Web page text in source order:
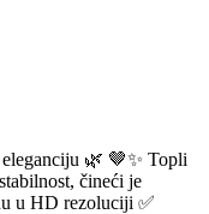
🌿 🤎✨ Topli
čineći je
u HD rezoluciji ✅